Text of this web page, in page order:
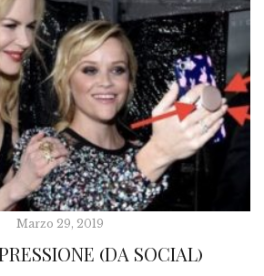
Marzo 29, 2019
(DA SOCIAL)